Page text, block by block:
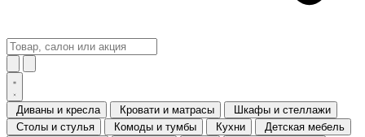
Диваны и кресла Кровати и матрасы
Шкафы и стеллажи
Столы и стулья
Комоды и тумбы Кухни
Детская мебель